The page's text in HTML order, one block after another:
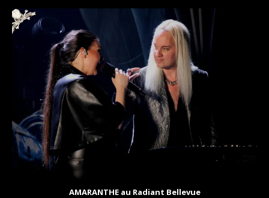
AMARANTHE au Radiant Bellevue